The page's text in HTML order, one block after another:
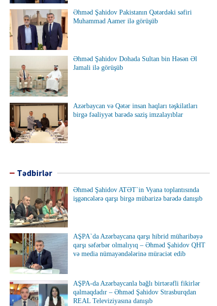
Əhməd Şahidov Pakistanın Qətərdəki səfiri
Muhammad Aamer ilə görüşüb
Əhməd Şahidov Dohada Sultan bin Həsən Əl
Jamali ilə görüşüb
Azərbaycan və Qətər insan haqları təşkilatları
birgə fəaliyyət barədə saziş imzalayıblar
Tədbirlər
Əhməd Şahidov ATƏT`in Vyana toplantısında
işgəncələrə qarşı birgə mübarizə barədə danışıb
AŞPA`da Azərbaycana qarşı hibrid müharibəyə
qarşı səfərbər olmalıyıq – Əhməd Şahidov QHT
və media nümayəndələrinə müraciət edib
AŞPA-da Azərbaycanla bağlı birtərəfli fikirlər
qalmaqdadır – Əhməd Şahidov Strasburqdan
REAL Televiziyasına danışıb